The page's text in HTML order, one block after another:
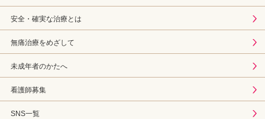
安全・確実な治療とは
無痛治療をめざして
未成年者のかたへ
看護師募集
SNS一覧